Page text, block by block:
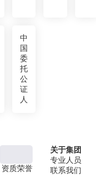
中
国
委
托
公
证
人
资质荣誉
关于集团
专业人员
联系我们